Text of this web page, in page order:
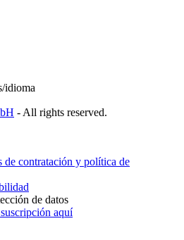
idioma
- All rights reserved.
de contratación y política de
de datos
aquí